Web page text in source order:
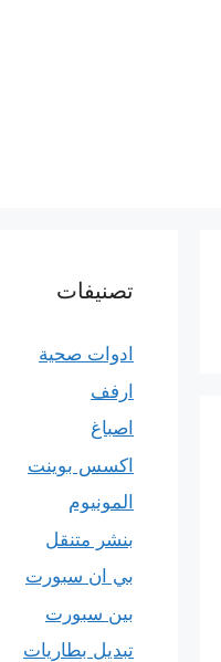
تصنيفات
ادوات صحية
ارفف
اصباغ
اكسس بوينت
المونيوم
بنشر متنقل
بي ان سبورت
بين سبورت
تبديل بطاريات